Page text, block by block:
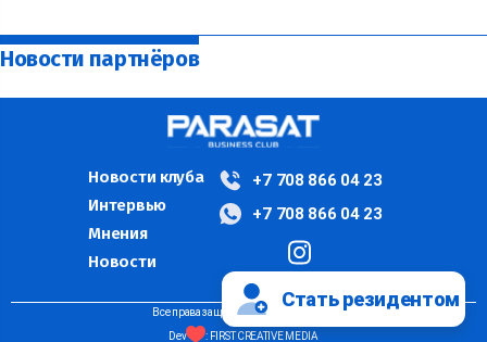
Новости партнёров
Новости клуба
Интервью
Мнения
Новости
+7 708 866 04 23
+7 708 866 04 23
Все права защищены ©PARASAT, 2024
Dev
: FIRST CREATIVE MEDIA
Стать резидентом